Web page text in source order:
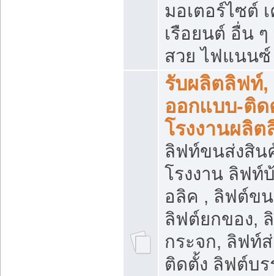
มอเตอร์ไซต์
เรือยนต์ อื่น ๆ
สวย ไฟแนนซ์
รับผลิตลิฟท์,
ออกแบบ-ติ
โรงงานผลิ
ลิฟท์ขนส่งสิน
โรงงาน ลิฟท์
อลิค , ลิฟต์ข
ลิฟต์ยกของ,
กระจก, ลิฟท์
ติดตั้ง ลิฟต์บร